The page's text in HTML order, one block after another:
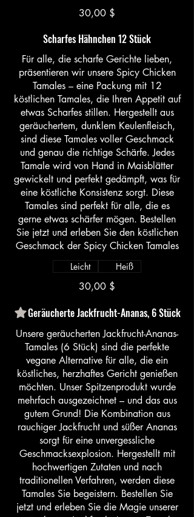
30,00 $
Scharfes Hähnchen 12 Stück
Für alle, die scharfe Gerichte lieben,
präsentieren wir unsere Spicy Chicken
Tamales – eine Packung mit 12
köstlichen Tamales, die Ihren Appetit auf
etwas Scharfes stillen. Hergestellt aus
geräuchertem, dunklem Keulenfleisch,
sind diese Tamales voller Geschmack
und genau die richtige Schärfe. Jedes
Tamale wird von Hand in Maisblätter
gewickelt und perfekt gedämpft, was für
eine köstliche Konsistenz sorgt. Diese
Tamales sind perfekt für alle, die es
gerne etwas schärfer mögen. Bestellen
Sie jetzt und erleben Sie den köstlichen
Geschmack der Spicy Chicken Tamales
30,00 $
Leicht Heiß
Geräucherte Jackfrucht-Ananas, 6 Stück
Unsere geräucherten Jackfrucht-Ananas-
Tamales (6 Stück) sind die perfekte
vegane Alternative für alle, die ein
köstliches, herzhaftes Gericht genießen
möchten. Unser Spitzenprodukt wurde
mehrfach ausgezeichnet – und das aus
gutem Grund! Die Kombination aus
rauchiger Jackfrucht und süßer Ananas
sorgt für eine unvergessliche
Geschmacksexplosion. Hergestellt mit
hochwertigen Zutaten und nach
traditionellen Verfahren, werden diese
Tamales Sie begeistern. Bestellen Sie
jetzt und erleben Sie die Magie unserer